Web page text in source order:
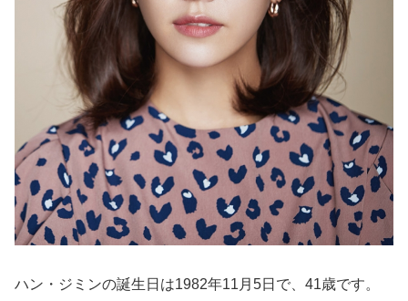
ハン・ジミンの誕生日は1982年11月5日で、41歳です。